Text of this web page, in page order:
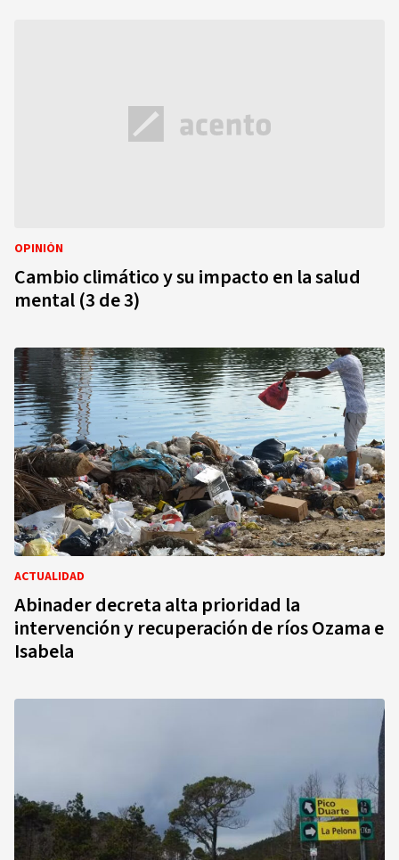
OPINIÓN
Cambio climático y su impacto en la salud
mental (3 de 3)
ACTUALIDAD
Abinader decreta alta prioridad la
intervención y recuperación de ríos Ozama e
Isabela